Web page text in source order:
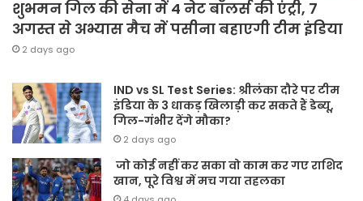
शुभमन गिल की सेना में 4 नेट बॉलर्स की एंट्री, 7
अगस्त से अभ्यास मैच में पसीना बहाएगी टीम इंडिया
2 days ago
IND vs SL Test Series: श्रीलंका दौरे पर टीम
इंडिया के 3 धाकड़ खिलाड़ी कर सकते हैं डेब्यू,
गिल-गंभीर देंगे मौका?
2 days ago
जो कोई नहीं कर सका वो काम कर गए राशिद
खान, पूरे विश्व में मच गया तहलका